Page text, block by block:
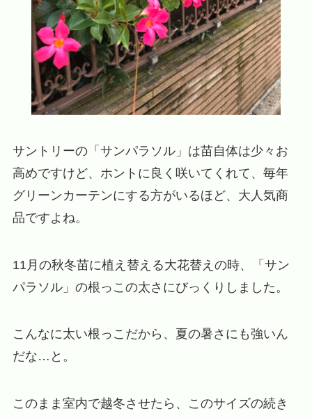
サントリーの「サンパラソル」は苗自体は少々お
高めですけど、ホントに良く咲いてくれて、毎年
グリーンカーテンにする方がいるほど、大人気商
品ですよね。
11月の秋冬苗に植え替える大花替えの時、「サン
パラソル」の根っこの太さにびっくりしました。
こんなに太い根っこだから、夏の暑さにも強いん
だな…と。
このまま室内で越冬させたら、このサイズの続き